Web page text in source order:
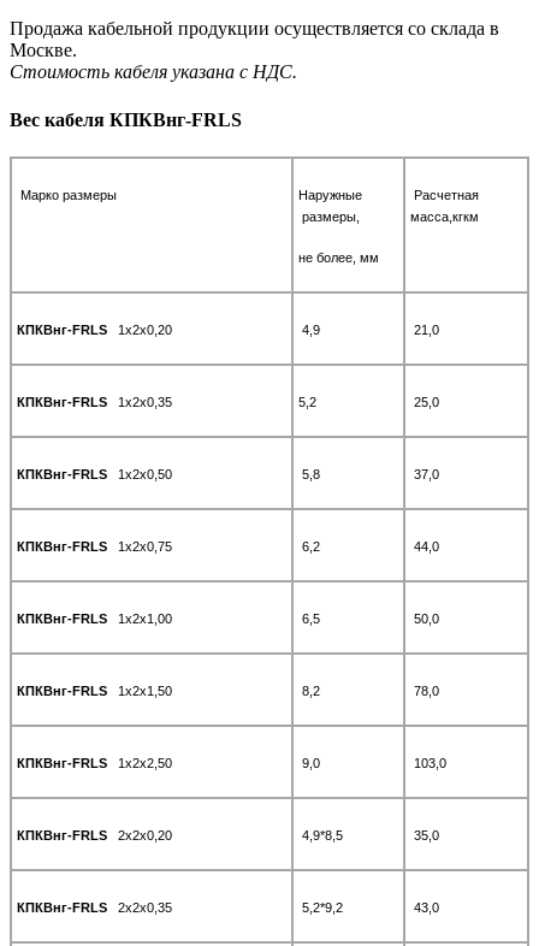
Продажа кабельной продукции осуществляется со склада в
Москве.
Стоимость кабеля указана с НДС.
Вес кабеля КПКВнг-FRLS
Марко размеры
Наружные
размеры,
не более, мм
Расчетная
масса,кгкм
КПКВнг-FRLS 1х2х0,20 4,9 21,0
КПКВнг-FRLS 1х2х0,35 5,2 25,0
КПКВнг-FRLS 1х2х0,50 5,8 37,0
КПКВнг-FRLS 1х2х0,75 6,2 44,0
КПКВнг-FRLS 1х2х1,00 6,5 50,0
КПКВнг-FRLS 1х2х1,50 8,2 78,0
КПКВнг-FRLS 1х2х2,50 9,0 103,0
КПКВнг-FRLS 2х2х0,20 4,9*8,5 35,0
КПКВнг-FRLS 2х2х0,35 5,2*9,2 43,0